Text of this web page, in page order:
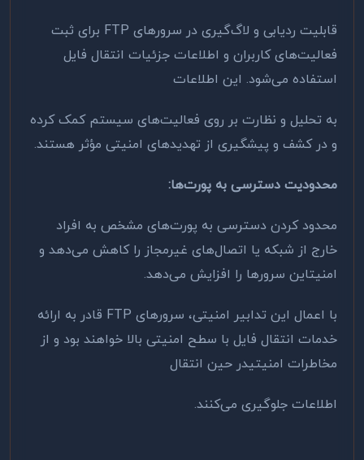
قابلیت ردیابی و لاگ‌گیری در سرورهای FTP برای ثبت
فعالیت‌های کاربران و اطلاعات جزئیات انتقال فایل
استفاده می‌شود. این اطلاعات
به تحلیل و نظارت بر روی فعالیت‌های سیستم کمک کرده
و در کشف و پیشگیری از تهدیدهای امنیتی مؤثر هستند.
محدودیت دسترسی به پورت‌ها:
محدود کردن دسترسی به پورت‌های مشخص به افراد
خارج از شبکه یا اتصال‌های غیرمجاز را کاهش می‌دهد و
امنیتاین سرورها را افزایش می‌دهد.
با اعمال این تدابیر امنیتی، سرورهای FTP قادر به ارائه
خدمات انتقال فایل با سطح امنیتی بالا خواهند بود و از
مخاطرات امنیتیدر حین انتقال
اطلاعات جلوگیری می‌کنند.